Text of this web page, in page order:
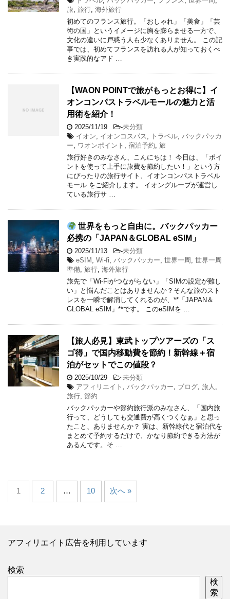
旅, 旅行, 海外旅行
初めてのフランス旅行。「おしゃれ」「美食」「芸
術の国」というイメージに胸を膨らませる一方で、
文化の違いに戸惑う人も少なくありません。 この記
事では、初めてフランスを訪れる人が知っておくべ
き実践的なアド …
【WAON POINTで旅がもっとお得に】イ
オンコンパストラベルモールの魅力と活
用術を紹介！
2025/11/19 -未分類
イオン, イオンコスパス , トラベル, バックパッカ
ー, ワオンポイント , 宿泊予約, 旅
旅行好きのみなさん、こんにちは！ 今日は、「ポイ
ントを使って上手に旅費を節約したい！」という方
にぴったりの旅行サイト、イオンコンパストラベル
モール をご紹介します。 イオングループが運営し
ている旅行サ …
世界をもっと自由に。バックパッカー
必携の「JAPAN＆GLOBAL eSIM」
2025/11/13 -未分類
eSIM , Wi-fi, バックパッカー, 世界一周 , 世界一周
準備, 旅行, 海外旅行
旅先で「Wi-Fiがつながらない」「SIMの設定が難し
い」と悩んだことはありませんか？そんな旅のスト
レスを一瞬で解消してくれるのが、**「JAPAN＆
GLOBAL eSIM」**です。 このeSIMを …
【旅人必見】東武トップツアーズの「ス
ゴ得」で国内移動費を節約！新幹線＋宿
泊がセットでこの値段？
2025/10/29 -未分類
アフィリエイト , バックパッカー, ブログ, 旅人 ,
旅行, 節約
バックパッカーや節約旅行派のみなさん、「国内旅
行って、どうしても交通費が高くつくなぁ」と思っ
たこと、ありませんか？ 実は、新幹線代と宿泊代を
まとめて予約するだけで、かなり節約できる方法が
あるんです。そ …
1 2 … 10 次へ »
アフィリエイト広告を利用しています
検索
検
索